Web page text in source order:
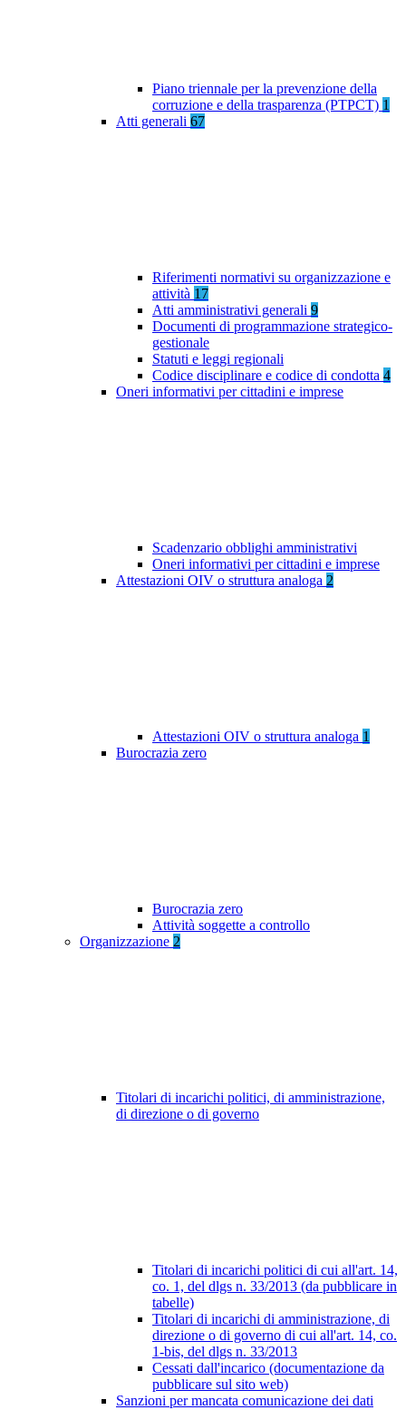
Piano triennale per la prevenzione della
corruzione e della trasparenza (PTPCT) 1
Atti generali 67
Riferimenti normativi su organizzazione e
attività 17
Atti amministrativi generali 9
Documenti di programmazione strategico-
gestionale
Statuti e leggi regionali
Codice disciplinare e codice di condotta 4
Oneri informativi per cittadini e imprese
Scadenzario obblighi amministrativi
Oneri informativi per cittadini e imprese
Attestazioni OIV o struttura analoga 2
Attestazioni OIV o struttura analoga 1
Burocrazia zero
Burocrazia zero
Attività soggette a controllo
Organizzazione 2
Titolari di incarichi politici, di amministrazione,
di direzione o di governo
Titolari di incarichi politici di cui all'art. 14,
co. 1, del dlgs n. 33/2013 (da pubblicare in
tabelle)
Titolari di incarichi di amministrazione, di
direzione o di governo di cui all'art. 14, co.
1-bis, del dlgs n. 33/2013
Cessati dall'incarico (documentazione da
pubblicare sul sito web)
Sanzioni per mancata comunicazione dei dati